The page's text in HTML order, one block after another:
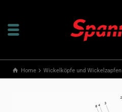
Home Wickelköpfe und Wickelzapfen